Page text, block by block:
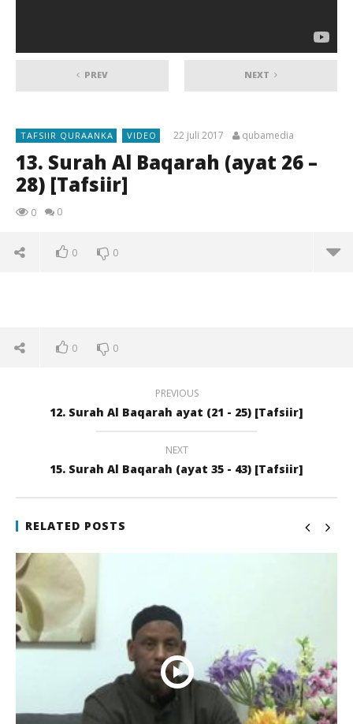
PREV NEXT
TAFSIIR QURAANKA VIDEO 22 juli 2017 qubamedia
13. Surah Al Baqarah (ayat 26 –
28) [Tafsiir]
0 0
0 0
13. Surah Al Baqarah (ayat 26 – 28) [Tafsiir]
juli
qubamedia
juli
0 0
PREVIOUS
12. Surah Al Baqarah ayat (21 - 25) [Tafsiir]
NEXT
15. Surah Al Baqarah (ayat 35 - 43) [Tafsiir]
RELATED POSTS